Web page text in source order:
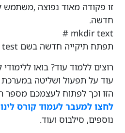
זו פקודה מאוד נפוצה ,משתמש
חדשה.
mkdir text #
תפתח תיקייה חדשה בשם test
רוצים ללמוד עוד? בואו
עוד על תפעול ושליטה
הזו וכך לפתוח לעצמכם מספר
לחצו למעבר לעמוד קורס
נוספים, סילבוס ועוד.